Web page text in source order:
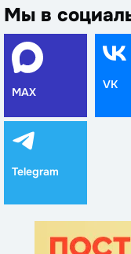
Мы в
MAX
VK
Telegram